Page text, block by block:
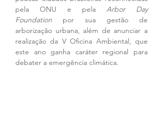
pela ONU e pela Arbor Day
Foundation por sua gestão de
arborização urbana, além de anunciar a
realização da V Oficina Ambiental, que
este ano ganha caráter regional para
debater a emergência climática.